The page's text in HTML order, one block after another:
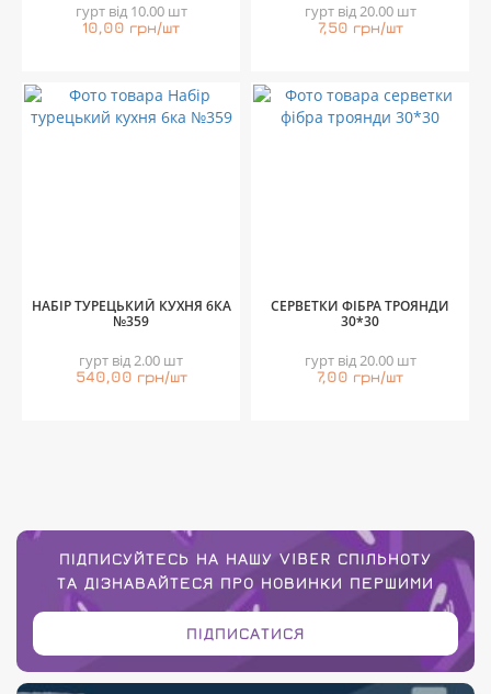
гурт від 10.00 шт
10,00 грн/шт
гурт від 20.00 шт
7,50 грн/шт
НАБІР ТУРЕЦЬКИЙ КУХНЯ 6КА
№359
гурт від 2.00 шт
540,00 грн/шт
СЕРВЕТКИ ФІБРА ТРОЯНДИ
30*30
гурт від 20.00 шт
7,00 грн/шт
ПІДПИСУЙТЕСЬ НА НАШУ VIBER СПІЛЬНОТУ
ТА ДІЗНАВАЙТЕСЯ ПРО НОВИНКИ ПЕРШИМИ
ПІДПИСАТИСЯ